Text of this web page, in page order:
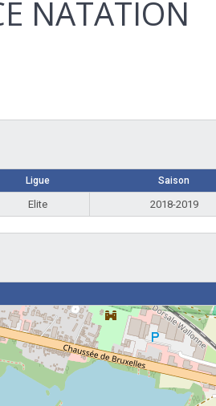
NATATION
Ligue Saison
Elite 2018-2019